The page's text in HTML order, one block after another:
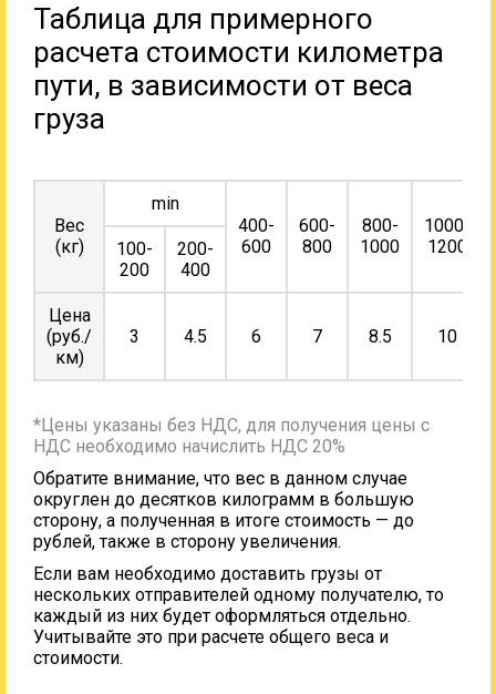
Таблица для примерного
расчета стоимости километра
пути, в зависимости от веса
груза
Вес
(кг)
min
400-
600
600-
800
800-
1000
1000-
1200
100-
200
200-
400
Цена
(руб./
км)
3 4.5 6 7 8.5 10
*Цены указаны без НДС, для получения цены с
НДС необходимо начислить НДС 20%
Обратите внимание, что вес в данном случае
округлен до десятков килограмм в большую
сторону, а полученная в итоге стоимость — до
рублей, также в сторону увеличения.
Если вам необходимо доставить грузы от
нескольких отправителей одному получателю, то
каждый из них будет оформляться отдельно.
Учитывайте это при расчете общего веса и
стоимости.